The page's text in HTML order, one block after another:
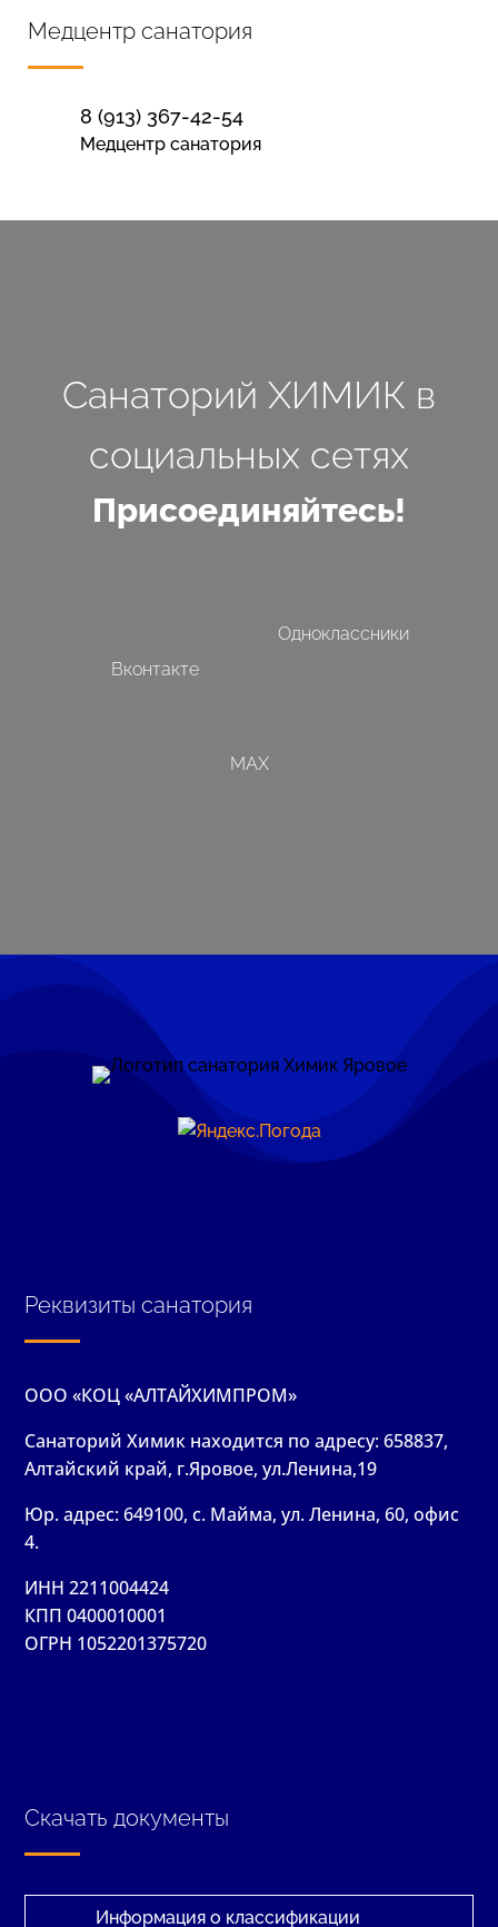
Медцентр санатория
8 (913) 367-42-54
Медцентр санатория
Санаторий ХИМИК в
социальных сетях
Присоединяйтесь!
Вконтакте
Одноклассники
MAX
Реквизиты санатория
ООО «КОЦ «АЛТАЙХИМПРОМ»
Санаторий Химик находится по адресу: 658837,
Алтайский край, г.Яровое, ул.Ленина,19
Юр. адрес: 649100, с. Майма, ул. Ленина, 60, офис
4.
ИНН 2211004424
КПП 0400010001
ОГРН 1052201375720
Скачать документы
Информация о классификации